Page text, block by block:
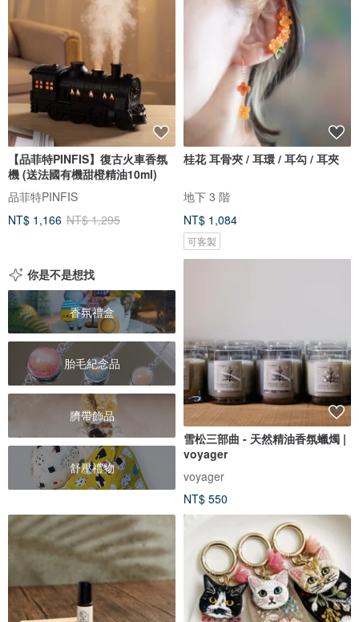
【品菲特PINFIS】復古火車香氛
機 (送法國有機甜橙精油10ml)
品菲特PINFIS
NT$ 1,166 NT$ 1,295
桂花 耳骨夾 / 耳環 / 耳勾 / 耳夾
地下 3 階
NT$ 1,084
可客製
你是不是想找
香氛禮盒
胎毛紀念品
臍帶飾品
舒壓禮物
雪松三部曲 - 天然精油香氛蠟燭 |
voyager
voyager
NT$ 550